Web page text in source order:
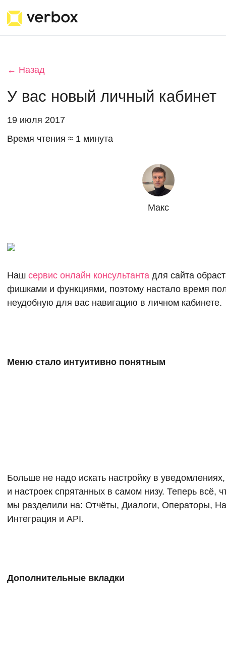
← Назад
У вас новый личный кабинет
19 июля 2017
Время чтения ≈ 1 минута
Макс
Наш сервис онлайн консультанта для сайта
фишками и функциями, поэтому настало время
неудобную для вас навигацию в личном кабинете.
Меню стало интуитивно понятным
Больше не надо искать настройку в
и настроек спрятанных в самом низу. Теперь всё,
мы разделили на: Отчёты, Диалоги, Операторы,
Интеграция и API.
Дополнительные вкладки